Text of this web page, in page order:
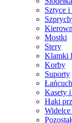
Sztyce
Mostki
Stery
Klamki
Korby
Suporty
Kasety
Haki